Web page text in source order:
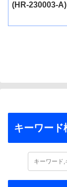
(HR-230003-A)
キーワード